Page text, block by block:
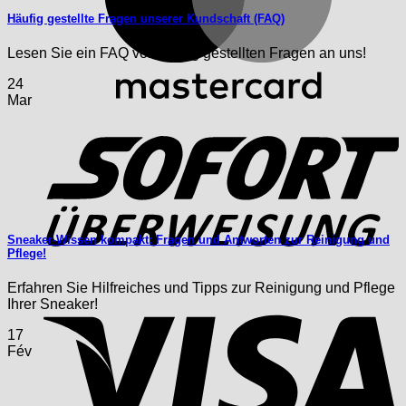
Häufig gestellte Fragen unserer Kundschaft (FAQ)
Lesen Sie ein FAQ von häufig gestellten Fragen an uns!
24
Mar
Sneaker-Wissen kompakt: Fragen und Antworten zur Reinigung und
Pflege!
Erfahren Sie Hilfreiches und Tipps zur Reinigung und Pflege
Ihrer Sneaker!
17
Fév